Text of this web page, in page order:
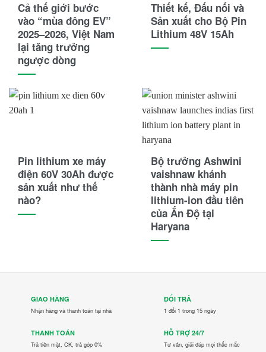
Cả thế giới bước
vào “mùa đông EV”
2025–2026, Việt Nam
lại tăng trưởng
ngược dòng
Thiết kế, Đấu nối và
Sản xuất cho Bộ Pin
Lithium 48V 15Ah
Pin lithium xe máy
điện 60V 30Ah được
sản xuất như thế
nào?
Bộ trưởng Ashwini
vaishnaw khánh
thành nhà máy pin
lithium-ion đầu tiên
của Ấn Độ tại
Haryana
GIAO HÀNG
Nhận hàng và thanh toán tại nhà
ĐỔI TRẢ
1 đổi 1 trong 15 ngày
THANH TOÁN
Trả tiền mặt, CK, trả góp 0%
HỖ TRỢ 24/7
Tư vấn, giải đáp mọi thắc mắc